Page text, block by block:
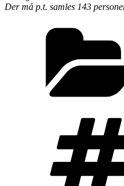
Der må p.t. samles 143